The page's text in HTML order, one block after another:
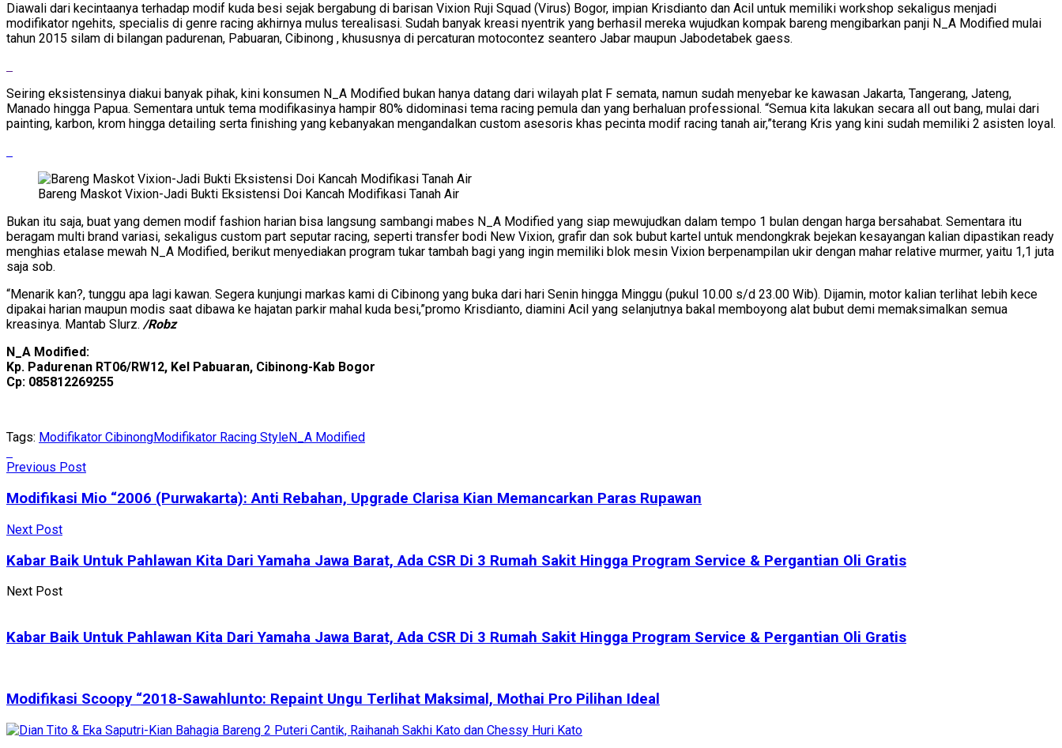
Diawali dari kecintaanya terhadap modif kuda besi sejak bergabung di barisan Vixion Ruji Squad (Virus) Bogor, impian Krisdianto dan Acil untuk memiliki workshop sekaligus menjadi
modifikator ngehits, specialis di genre racing akhirnya mulus terealisasi. Sudah banyak kreasi nyentrik yang berhasil mereka wujudkan kompak bareng mengibarkan panji N_A Modified mulai
tahun 2015 silam di bilangan padurenan, Pabuaran, Cibinong , khususnya di percaturan motocontez seantero Jabar maupun Jabodetabek gaess.
Seiring eksistensinya diakui banyak pihak, kini konsumen N_A Modified bukan hanya datang dari wilayah plat F semata, namun sudah menyebar ke kawasan Jakarta, Tangerang, Jateng,
Manado hingga Papua. Sementara untuk tema modifikasinya hampir 80% didominasi tema racing pemula dan yang berhaluan professional. “Semua kita lakukan secara all out bang, mulai dari
painting, karbon, krom hingga detailing serta finishing yang kebanyakan mengandalkan custom asesoris khas pecinta modif racing tanah air,”terang Kris yang kini sudah memiliki 2 asisten loyal.
Bareng Maskot Vixion-Jadi Bukti Eksistensi Doi Kancah Modifikasi Tanah Air
Bukan itu saja, buat yang demen modif fashion harian bisa langsung sambangi mabes N_A Modified yang siap mewujudkan dalam tempo 1 bulan dengan harga bersahabat. Sementara itu
beragam multi brand variasi, sekaligus custom part seputar racing, seperti transfer bodi New Vixion, grafir dan sok bubut kartel untuk mendongkrak bejekan kesayangan kalian dipastikan ready
menghias etalase mewah N_A Modified, berikut menyediakan program tukar tambah bagi yang ingin memiliki blok mesin Vixion berpenampilan ukir dengan mahar relative murmer, yaitu 1,1 juta
saja sob.
“Menarik kan?, tunggu apa lagi kawan. Segera kunjungi markas kami di Cibinong yang buka dari hari Senin hingga Minggu (pukul 10.00 s/d 23.00 Wib). Dijamin, motor kalian terlihat lebih kece
dipakai harian maupun modis saat dibawa ke hajatan parkir mahal kuda besi,”promo Krisdianto, diamini Acil yang selanjutnya bakal memboyong alat bubut demi memaksimalkan semua
kreasinya. Mantab Slurz. /Robz
N_A Modified:
Kp. Padurenan RT06/RW12, Kel Pabuaran, Cibinong-Kab Bogor
Cp: 085812269255
Tags: Modifikator CibinongModifikator Racing StyleN_A Modified
Previous Post
Modifikasi Mio “2006 (Purwakarta): Anti Rebahan, Upgrade Clarisa Kian Memancarkan Paras Rupawan
Next Post
Kabar Baik Untuk Pahlawan Kita Dari Yamaha Jawa Barat, Ada CSR Di 3 Rumah Sakit Hingga Program Service & Pergantian Oli Gratis
Next Post
Kabar Baik Untuk Pahlawan Kita Dari Yamaha Jawa Barat, Ada CSR Di 3 Rumah Sakit Hingga Program Service & Pergantian Oli Gratis
Modifikasi Scoopy “2018-Sawahlunto: Repaint Ungu Terlihat Maksimal, Mothai Pro Pilihan Ideal